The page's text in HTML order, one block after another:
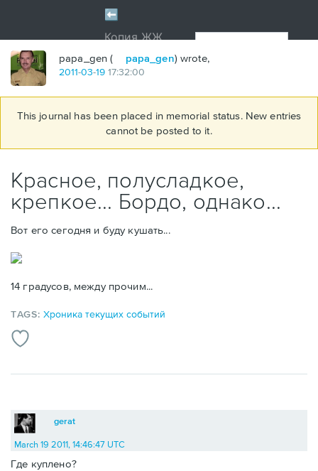
papa_gen ( papa_gen) wrote,
2011-03-19 17:32:00
This journal has been placed in memorial status. New entries
cannot be posted to it.
Красное, полусладкое,
крепкое... Бордо, однако...
Вот его сегодня и буду кушать...
14 градусов, между прочим...
TAGS:Хроника текущих событий
gerat
March 19 2011, 14:46:47 UTC
Где куплено?